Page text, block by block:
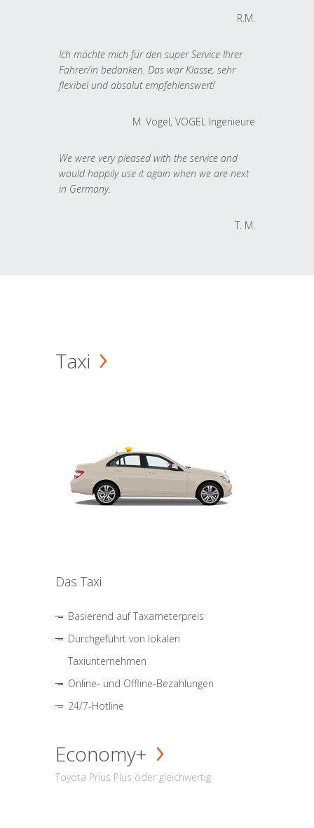
R.M.
Ich möchte mich für den super Service Ihrer
Fahrer/in bedanken. Das war Klasse, sehr
flexibel und absolut empfehlenswert!
M. Vogel, VOGEL Ingenieure
We were very pleased with the service and
would happily use it again when we are next
in Germany.
T. M.
Taxi
Das Taxi
Basierend auf Taxameterpreis
Durchgeführt von lokalen
Taxiunternehmen
Online- und Offline-Bezahlungen
24/7-Hotline
Economy+
Toyota Prius Plus oder gleichwertig